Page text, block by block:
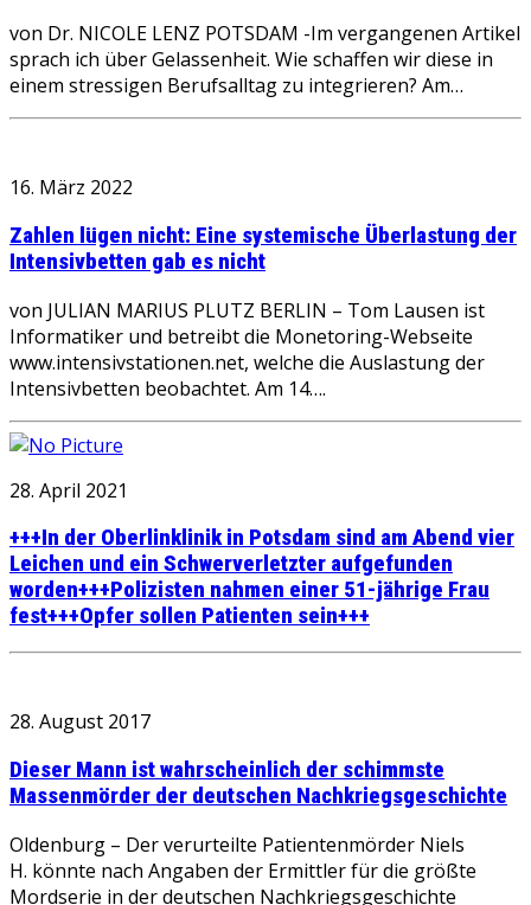
von Dr. NICOLE LENZ POTSDAM -Im vergangenen Artikel
sprach ich über Gelassenheit. Wie schaffen wir diese in
einem stressigen Berufsalltag zu integrieren? Am…
16. März 2022
Zahlen lügen nicht: Eine systemische Überlastung der
Intensivbetten gab es nicht
von JULIAN MARIUS PLUTZ BERLIN – Tom Lausen ist
Informatiker und betreibt die Monetoring-Webseite
www.intensivstationen.net, welche die Auslastung der
Intensivbetten beobachtet. Am 14….
28. April 2021
+++In der Oberlinklinik in Potsdam sind am Abend vier
Leichen und ein Schwerverletzter aufgefunden
worden+++Polizisten nahmen einer 51-jährige Frau
fest+++Opfer sollen Patienten sein+++
28. August 2017
Dieser Mann ist wahrscheinlich der schimmste
Massenmörder der deutschen Nachkriegsgeschichte
Oldenburg – Der verurteilte Patientenmörder Niels
H. könnte nach Angaben der Ermittler für die größte
Mordserie in der deutschen Nachkriegsgeschichte